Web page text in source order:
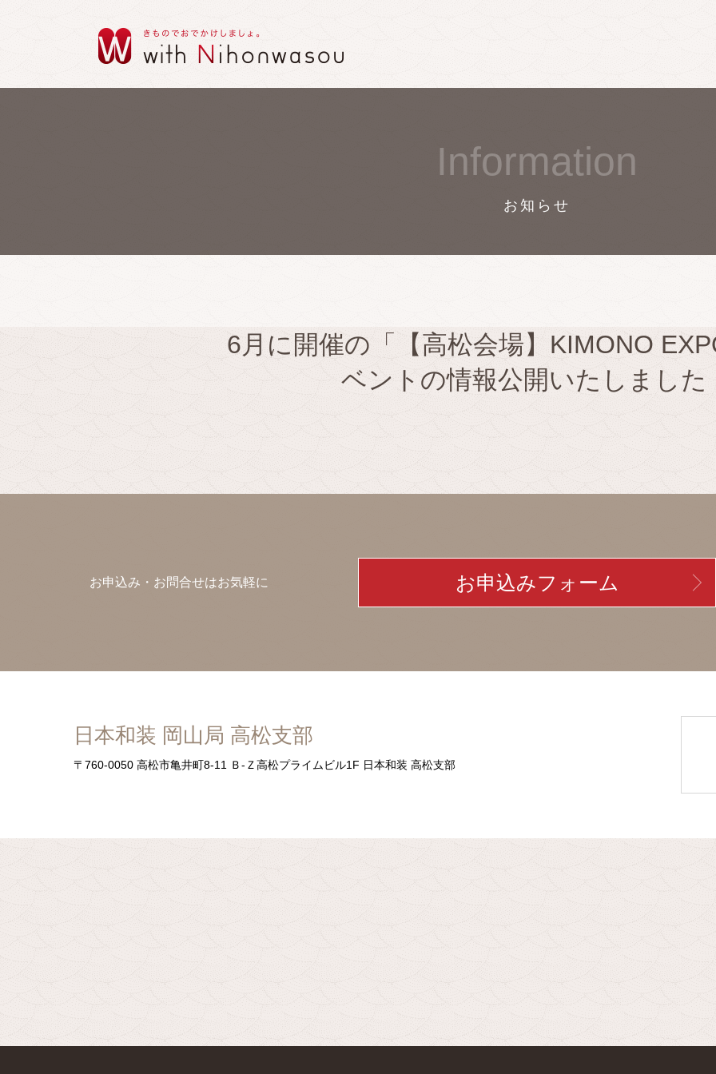
Information
お知らせ
6月に開催の「【高松会場】KIMONO
ベントの情報公開いたしました
お申込み・お問合せはお気軽に お申込みフォーム
日本和装 岡山局 高松支部
〒760-0050 高松市亀井町8-11 Ｂ-Ｚ高松プライムビル1F 日本和装 高松支部